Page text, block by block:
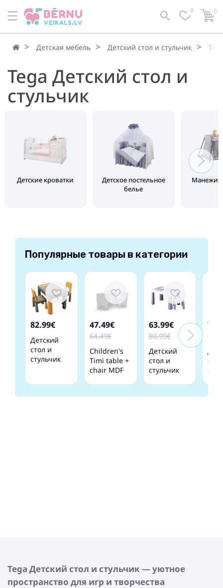
0 0
Детская мебель Детский стол и стульчик
Tega Детский стол и
стульчик
Детские кроватки
Детское постельное
белье
Манежи
Популярные товары в категории
82.99€
Детский
стол и
стульчик
graphite/mustard
TegaBaby
47.49€
64.49€
Children's
Timi table +
chair MDF
63.99€
80.99€
Детский
стол и
стульчик
TegaBaby
Tega Детский стол и стульчик — уютное
пространство для игр и творчества